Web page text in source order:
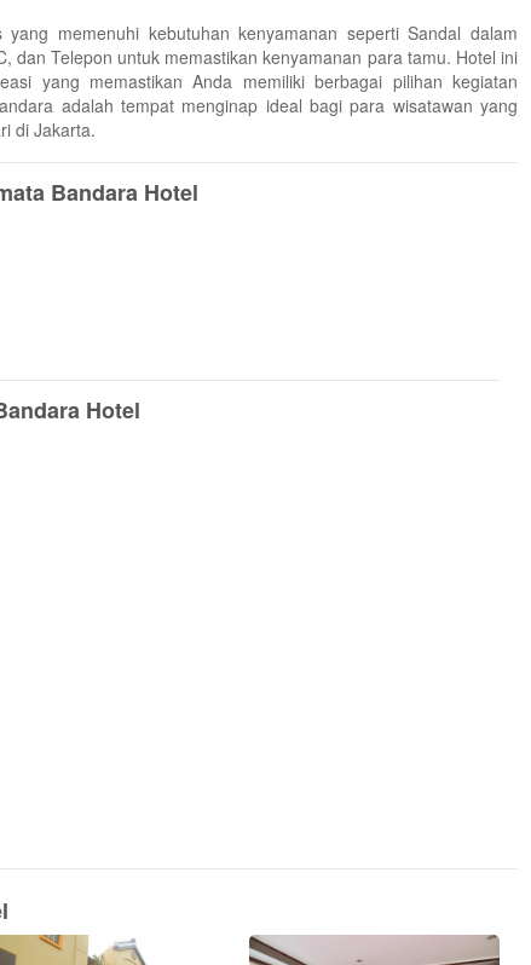
memenuhi kebutuhan kenyamanan seperti Sandal dalam
dan Telepon untuk memastikan kenyamanan para tamu. Hotel ini
yang memastikan Anda memiliki berbagai pilihan kegiatan
adalah tempat menginap ideal bagi para wisatawan yang
di Jakarta.
Bandara Hotel
Hotel